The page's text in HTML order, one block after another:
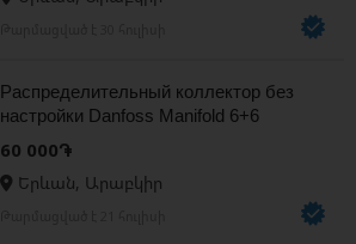
Распределительный коллектор без
настройки Danfoss Manifold 6+6
60 000֏
Երևան, Արաբկիր